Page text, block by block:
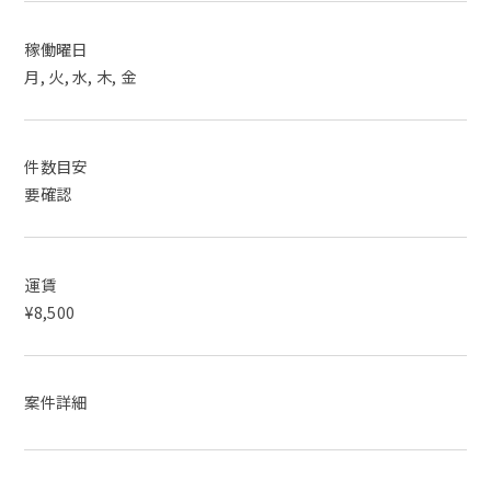
稼働曜日
月, 火, 水, 木, 金
件数目安
要確認
運賃
¥8,500
案件詳細